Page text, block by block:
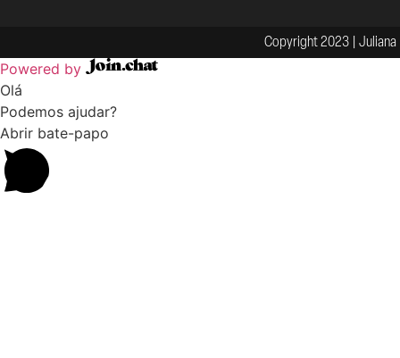
Copyright 2023 | Juliana
Powered by
Olá
Podemos ajudar?
Abrir bate-papo